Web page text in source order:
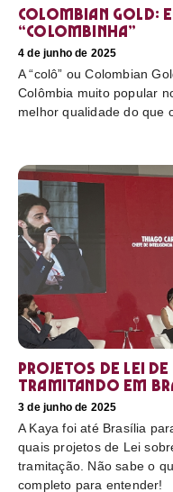
Colombian Gold:
“colombinha”
4 de junho de 2025
A “colô” ou Colombian
Colômbia muito popular
melhor qualidade do que
Projetos de Lei de
tramitando em
3 de junho de 2025
A Kaya foi até Brasília
quais projetos de Lei
tramitação. Não sabe o
completo para entender!